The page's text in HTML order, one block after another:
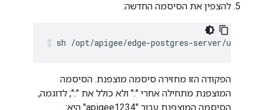
להצפין את הסיסמה החדשה:
sh /opt/apigee/edge-postgres-server/
הפקודה הזו מחזירה סיסמה מוצפנת. הסיסמה
המוצפנת מתחילה אחרי ":" ולא כולל את ":"; לדוגמה,
הסיסמה המוצפנת עבור "apigee1234" היא: